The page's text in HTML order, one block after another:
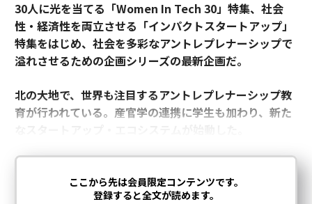
30人に光を当てる「Women In Tech 30」特集、社会
性・経済性を両立させる「インパクトスタートアップ」
特集をはじめ、社会を多彩なアントレプレナーシップで
溢れさせるための企画シリーズの最新企画だ。
北の大地で、世界も注目するアントレプレナーシップ教
育が行われている。産官学の連携に学生も加わり、新た